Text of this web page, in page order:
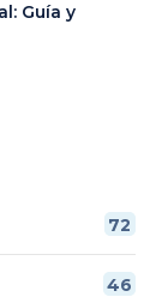
Guía y
72
46